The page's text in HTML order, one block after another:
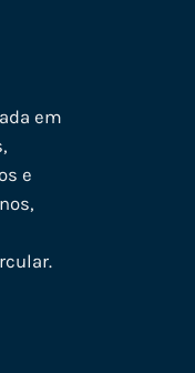
em
e